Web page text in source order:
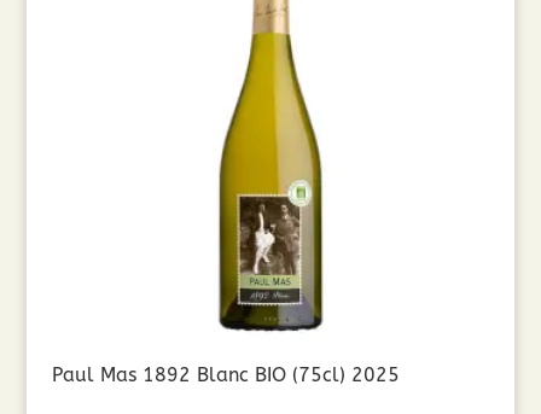
Paul Mas 1892 Blanc BIO (75cl) 2025